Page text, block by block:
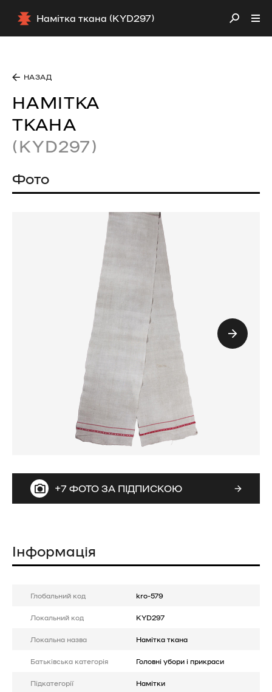
Намітка ткана (KYD297)
НАЗАД
НАМІТКА
ТКАНА
(KYD297)
Фото
+7 ФОТО ЗА ПІДПИСКОЮ
Інформація
Глобальний код kro-579
Локальний код KYD297
Локальна назва Намітка ткана
Батькiвська категорія Головні убори і прикраси
Підкатегорії Намітки